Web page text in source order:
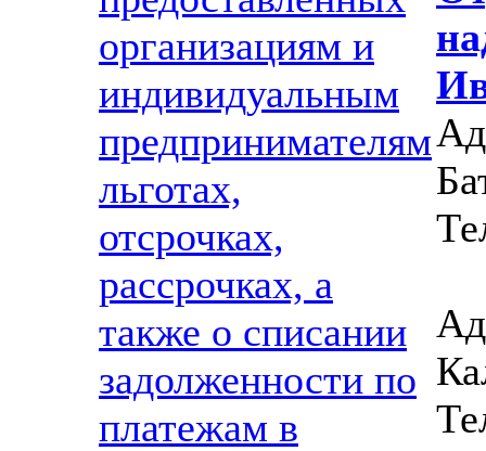
организациям и
индивидуальным
предпринимателям
льготах,
отсрочках,
рассрочках, а
также о списании
задолженности по
платежам в